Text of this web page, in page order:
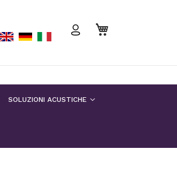
SOLUZIONI ACUSTICHE